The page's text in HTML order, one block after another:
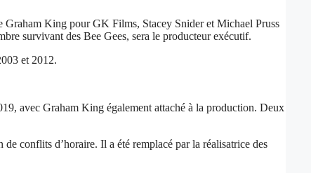
Graham King pour GK Films, Stacey Snider et Michael Pruss
survivant des Bee Gees, sera le producteur exécutif.
et 2012.
avec Graham King également attaché à la production. Deux
conflits d’horaire. Il a été remplacé par la réalisatrice des